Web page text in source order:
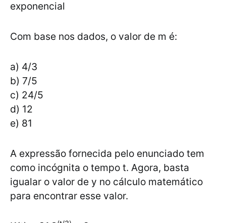
Com base nos dados, o valor de m é:
a) 4/3
b) 7/5
c) 24/5
d) 12
e) 81
A expressão fornecida pelo enunciado tem
como incógnita o tempo t. Agora, basta
igualar o valor de y no cálculo matemático
para encontrar esse valor.